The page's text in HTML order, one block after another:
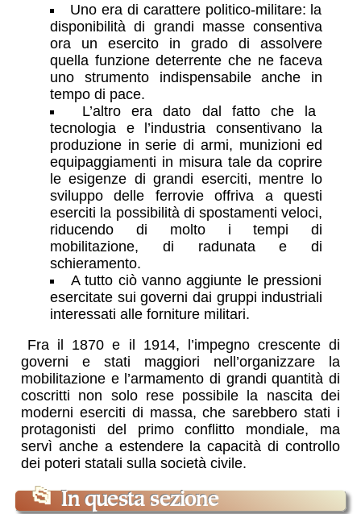
Uno era di carattere politico-militare: la
disponibilità di grandi masse consentiva
ora un esercito in grado di assolvere
quella funzione deterrente che ne faceva
uno strumento indispensabile anche in
tempo di pace.
L’altro era dato dal fatto che la
tecnologia e l’industria consentivano la
produzione in serie di armi, munizioni ed
equipaggiamenti in misura tale da coprire
le esigenze di grandi eserciti, mentre lo
sviluppo delle ferrovie offriva a questi
eserciti la possibilità di spostamenti veloci,
riducendo di molto i tempi di
mobilitazione, di radunata e di
schieramento.
A tutto ciò vanno aggiunte le pressioni
esercitate sui governi dai gruppi industriali
interessati alle forniture militari.
Fra il 1870 e il 1914, l’impegno crescente di
governi e stati maggiori nell’organizzare la
mobilitazione e l’armamento di grandi quantità di
coscritti non solo rese possibile la nascita dei
moderni eserciti di massa, che sarebbero stati i
protagonisti del primo conflitto mondiale, ma
servì anche a estendere la capacità di controllo
dei poteri statali sulla società civile.
📂 In questa sezione